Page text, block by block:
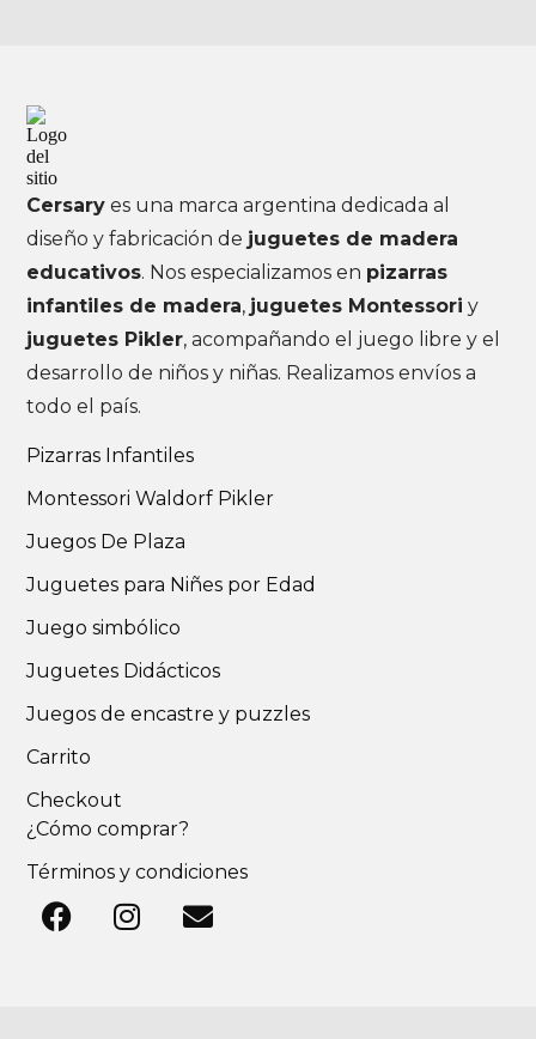
Cersary es una marca argentina dedicada al
diseño y fabricación de juguetes de madera
educativos. Nos especializamos en pizarras
infantiles de madera, juguetes Montessori y
juguetes Pikler, acompañando el juego libre y el
desarrollo de niños y niñas. Realizamos envíos a
todo el país.
Pizarras Infantiles
Montessori Waldorf Pikler
Juegos De Plaza
Juguetes para Niñes por Edad
Juego simbólico
Juguetes Didácticos
Juegos de encastre y puzzles
Carrito
Checkout
¿Cómo comprar?
Términos y condiciones